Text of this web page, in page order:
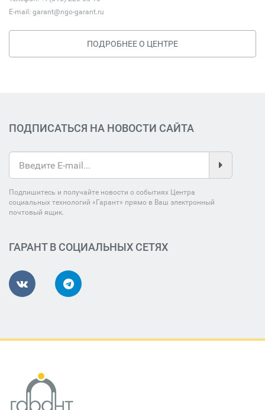
E-mail: garant@ngo-garant.ru
ПОДРОБНЕЕ О ЦЕНТРЕ
ПОДПИСАТЬСЯ НА НОВОСТИ САЙТА
Подпишитесь и получайте новости о событиях Центра
социальных технологий «Гарант» прямо в Ваш электронный
почтовый ящик.
ГАРАНТ В СОЦИАЛЬНЫХ СЕТЯХ